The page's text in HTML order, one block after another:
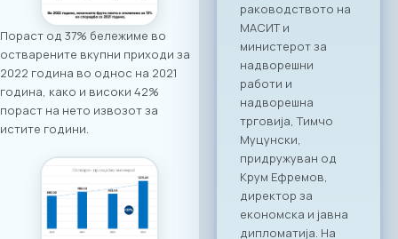
Пораст од 37% бележиме во
остварените вкупни приходи за
2022 година во однос на 2021
година, како и високи 42%
пораст на нето извозот за
истите години.
2026 година во
Стопанската
комора за
телекомуникациск
и технологии
МАСИТ, во
соработка со
грчката
асоцијација на ИКТ
компании SETPE, го